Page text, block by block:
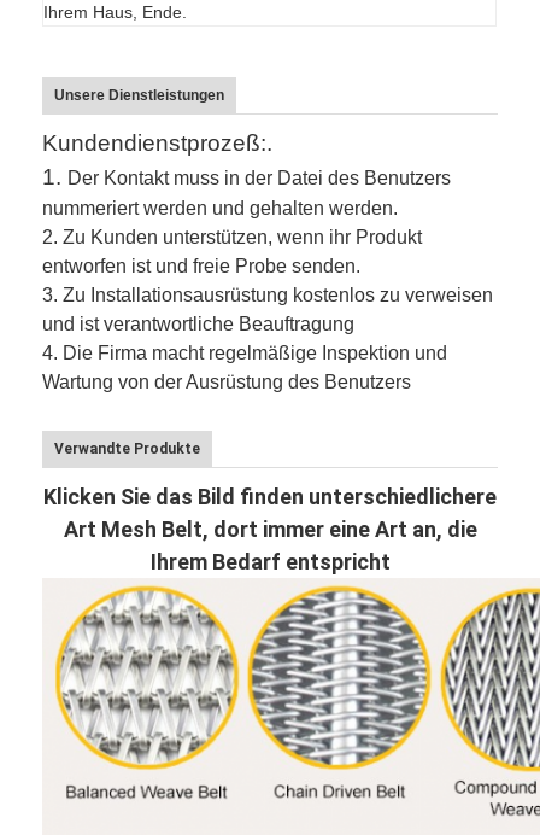
Ihrem Haus, Ende.
Unsere Dienstleistungen
Kundendienstprozeß:.
1. Der Kontakt muss in der Datei des Benutzers
nummeriert werden und gehalten werden.
2.Zu Kunden unterstützen, wenn ihr Produkt
entworfen ist und freie Probe senden.
3.Zu Installationsausrüstung kostenlos zu verweisen
und ist verantwortliche Beauftragung
4. Die Firma macht regelmäßige Inspektion und
Wartung von der Ausrüstung des Benutzers
Verwandte Produkte
Klicken Sie das Bild finden unterschiedlichere
Art Mesh Belt, dort immer eine Art an, die
Ihrem Bedarf entspricht